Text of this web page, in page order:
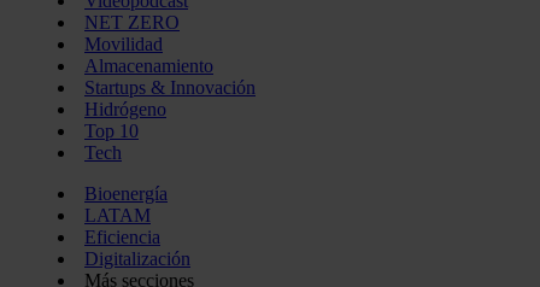
NET ZERO
Movilidad
Almacenamiento
Startups & Innovación
Hidrógeno
Top 10
Tech
Bioenergía
LATAM
Eficiencia
Digitalización
Más secciones